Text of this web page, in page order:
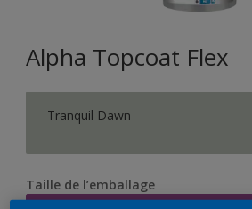
Alpha Topcoat Flex
Tranquil Dawn
Taille de l’emballage